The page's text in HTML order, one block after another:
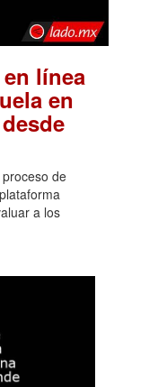
línea
en
de
a los